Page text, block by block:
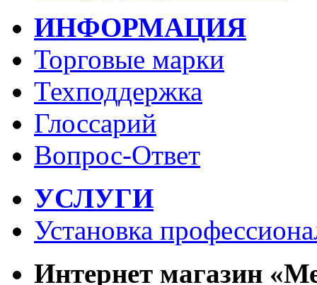
ИНФОРМАЦИЯ
Торговые марки
Техподдержка
Глоссарий
Вопрос-Ответ
УСЛУГИ
Установка
Интернет магазин